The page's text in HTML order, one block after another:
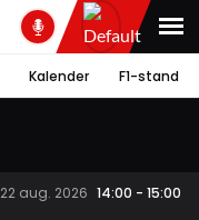
Kalender F1-stand
22 aug. 2026 14:00 - 15:00